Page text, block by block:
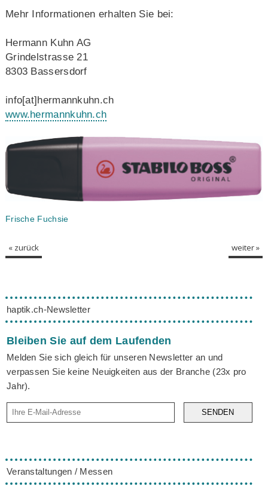
Mehr Informationen erhalten Sie bei:
Hermann Kuhn AG
Grindelstrasse 21
8303 Bassersdorf
info[at]hermannkuhn.ch
www.hermannkuhn.ch
Frische Fuchsie
« zurück weiter »
haptik.ch-Newsletter
Bleiben Sie auf dem Laufenden
Melden Sie sich gleich für unseren Newsletter an und
verpassen Sie keine Neuigkeiten aus der Branche (23x pro
Jahr).
SENDEN
Veranstaltungen / Messen